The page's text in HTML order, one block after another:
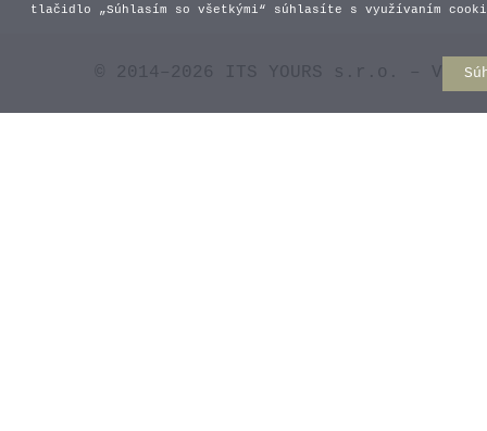
© 2014–2026 ITS YOURS s.r.o. –
tlačidlo „Súhlasím so všetkými“ súhlasíte s využívaním